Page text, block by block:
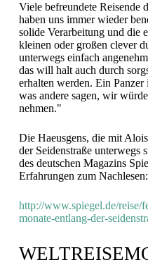
Viele befreundete Reisende
haben uns immer wieder
solide Verarbeitung und die
kleinen oder großen clever
unterwegs einfach
das will halt auch durch
erhalten werden. Ein
was andere sagen, wir
nehmen."
Die Haeusgens, die mit
der Seidenstraße unterwegs
des deutschen Magazins
Erfahrungen zum Nachlesen:
http://www.spiegel.de/reise/
monate-entlang-der-